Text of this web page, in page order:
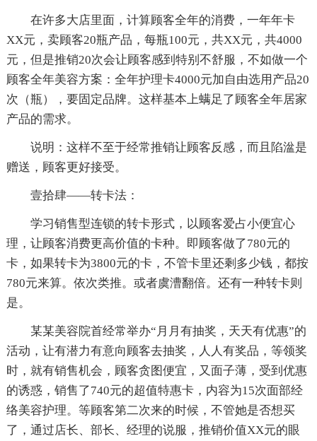
在许多大店里面，计算顾客全年的消费，一年年卡
XX元，卖顾客20瓶产品，每瓶100元，共XX元，共4000
元，但是推销20次会让顾客感到特别不舒服，不如做一个
顾客全年美容方案：全年护理卡4000元加自由选用产品20
次（瓶），要固定品牌。这样基本上螨足了顾客全年居家
产品的需求。
说明：这样不至于经常推销让顾客反感，而且陷湓是
赠送，顾客更好接受。
壹拾肆——转卡法：
学习销售型连锁的转卡形式，以顾客爱占小便宜心
理，让顾客消费更高价值的卡种。即顾客做了780元的
卡，如果转卡为3800元的卡，不管卡里还剩多少钱，都按
780元来算。依次类推。或者虞漕翻倍。还有一种转卡则
是。
某某美容院首经常举办“月月有抽奖，天天有优惠”的
活动，让有潜力有意向顾客去抽奖，人人有奖品，等领奖
时，就有销售机会，顾客贪图便宜，又面子薄，受到优惠
的诱惑，销售了740元的超值特惠卡，内容为15次面部经
络美容护理。等顾客第二次来的时候，不管她是否想买
了，通过店长、部长、经理的说服，推销价值XX元的眼